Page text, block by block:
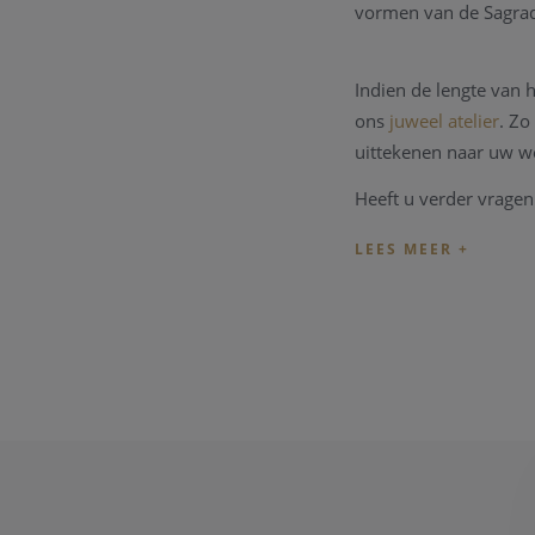
vormen van de
Indien de lengte van
ons juweel atelier.
uittekenen naar uw
Heeft u verder